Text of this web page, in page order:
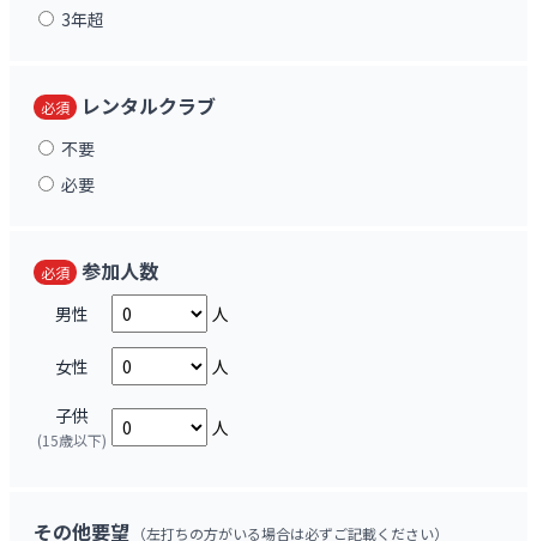
3年超
必須 レンタルクラブ
不要
必要
必須 参加人数
男性 人
女性 人
子供
(15歳以下)
人
その他要望 （左打ちの方がいる場合は必ずご記載ください）